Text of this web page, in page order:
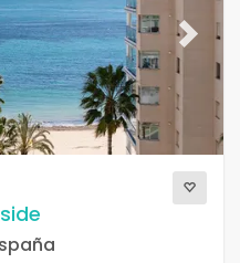
Next